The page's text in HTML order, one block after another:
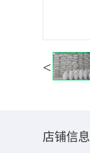
<
店铺信息